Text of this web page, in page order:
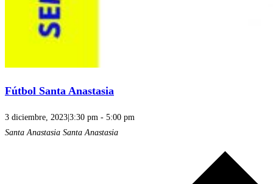
Fútbol Santa Anastasia
3 diciembre, 2023|3:30 pm - 5:00 pm
Santa Anastasia Santa Anastasia